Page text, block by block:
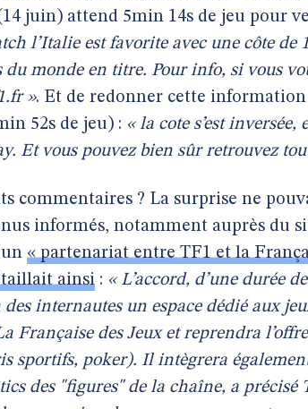
juin) attend 5min 14s de jeu pour
l’Italie est favorite avec une côte de
monde en titre. Pour info, si vous
». Et de redonner cette
52s de jeu) : « la cote s’est
Et vous pouvez bien sûr retrouvez
commentaires ? La surprise ne
informés, notamment auprès du
« partenariat entre TF1 et la
ainsi : « L’accord, d’une durée
internautes un espace dédié aux
Française des Jeux et reprendra
sportifs, poker). Il intègrera
des "figures" de la chaîne, a